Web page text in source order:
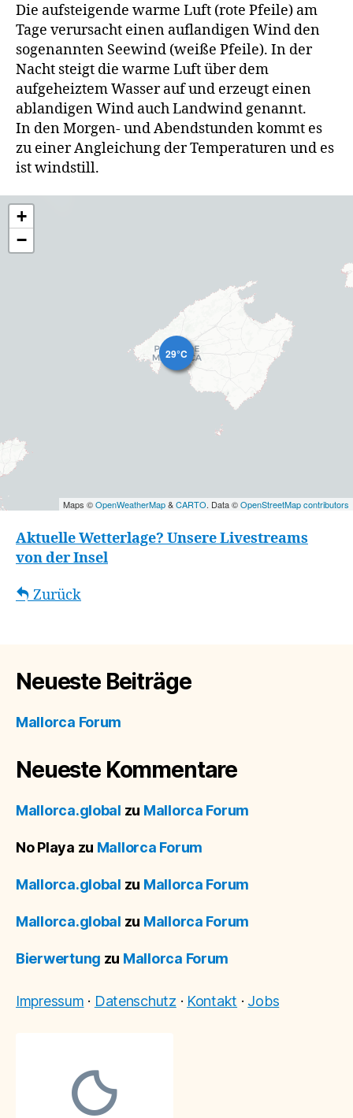
Die aufsteigende warme Luft (rote Pfeile) am
Tage verursacht einen auflandigen Wind den
sogenannten Seewind (weiße Pfeile). In der
Nacht steigt die warme Luft über dem
aufgeheiztem Wasser auf und erzeugt einen
ablandigen Wind auch Landwind genannt.
In den Morgen- und Abendstunden kommt es
zu einer Angleichung der Temperaturen und es
ist windstill.
29°C
+
−
Maps ©OpenWeatherMap&CARTO. Data ©OpenStreetMap contributors
Aktuelle Wetterlage? Unsere Livestreams
von der Insel
Zurück
Neueste Beiträge
Mallorca Forum
Neueste Kommentare
Mallorca.global zu Mallorca Forum
No Playa zu Mallorca Forum
Mallorca.global zu Mallorca Forum
Mallorca.global zu Mallorca Forum
Bierwertung zu Mallorca Forum
Impressum · Datenschutz · Kontakt · Jobs